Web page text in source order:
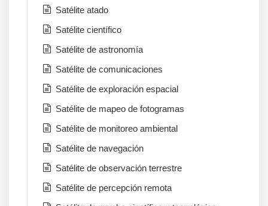
Satélite atado
Satélite científico
Satélite de astronomía
Satélite de comunicaciones
Satélite de exploración espacial
Satélite de mapeo de fotogramas
Satélite de monitoreo ambiental
Satélite de navegación
Satélite de observación terrestre
Satélite de percepción remota